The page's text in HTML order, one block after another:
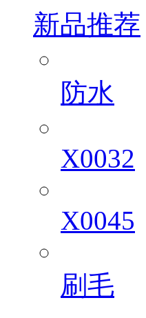
新品推荐
防水
X0032
X0045
刷毛